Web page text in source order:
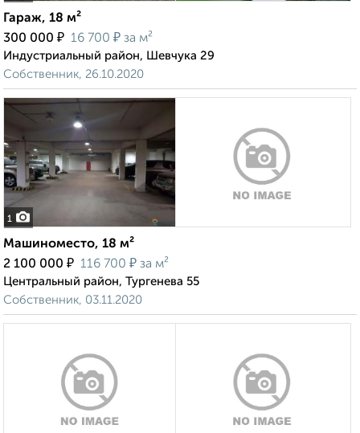
Гараж, 18 м²
300 000 ₽ 16 700 ₽ за м²
Индустриальный район, Шевчука 29
Собственник, 26.10.2020
1
Машиноместо, 18 м²
2 100 000 ₽ 116 700 ₽ за м²
Центральный район, Тургенева 55
Собственник, 03.11.2020